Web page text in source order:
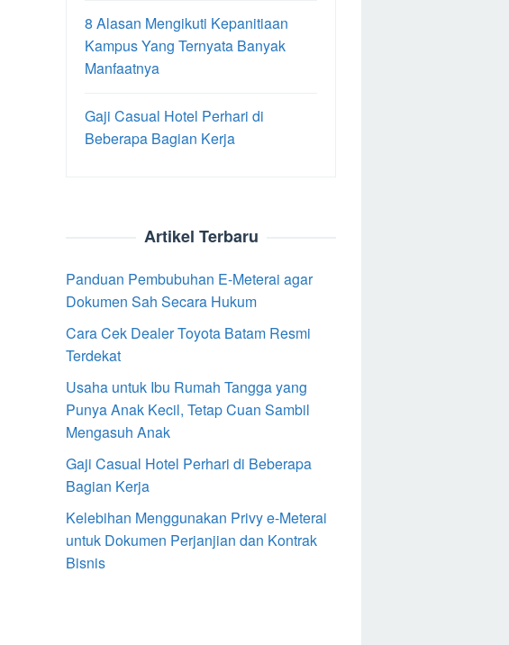
8 Alasan Mengikuti Kepanitiaan
Kampus Yang Ternyata Banyak
Manfaatnya
Gaji Casual Hotel Perhari di
Beberapa Bagian Kerja
Artikel Terbaru
Panduan Pembubuhan E-Meterai agar
Dokumen Sah Secara Hukum
Cara Cek Dealer Toyota Batam Resmi
Terdekat
Usaha untuk Ibu Rumah Tangga yang
Punya Anak Kecil, Tetap Cuan Sambil
Mengasuh Anak
Gaji Casual Hotel Perhari di Beberapa
Bagian Kerja
Kelebihan Menggunakan Privy e-Meterai
untuk Dokumen Perjanjian dan Kontrak
Bisnis